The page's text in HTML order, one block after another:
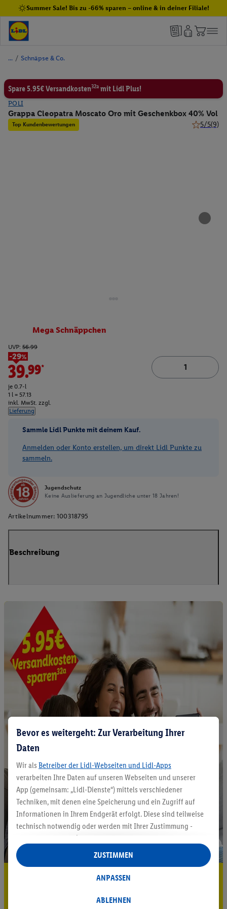
Summer Sale! Bis zu -66% sparen – online & in deiner Filiale!
/ Schnäpse & Co.
Spare 5.95€ Versandkosten32a mit Lidl Plus!
POLI
Grappa Cleopatra Moscato Oro mit Geschenkbox 40% Vol
Top Kundenbewertungen 5/5(9)
Mega Schnäppchen
UVP: 56.99
-29%
39.99*
je 0.7-l
1 l = 57.13
inkl. MwSt. zzgl.
Lieferung
Sammle Lidl Punkte mit deinem Kauf.
Anmelden oder Konto erstellen, um direkt Lidl Punkte zu
sammeln.
Jugendschutz
Keine Auslieferung an Jugendliche unter 18 Jahren!
Artikelnummer: 100318795
Beschreibung
5.95 € Versand sparen³²ᵃ
Jetzt zum Newsletter anmelden
Bevor es weitergeht: Zur Verarbeitung Ihrer
Daten
Wir als Betreiber der Lidl-Webseiten und Lidl-Apps
verarbeiten Ihre Daten auf unseren Webseiten und unserer
App (gemeinsam: „Lidl-Dienste“) mittels verschiedener
Techniken, mit denen eine Speicherung und ein Zugriff auf
Informationen in Ihrem Endgerät erfolgt. Diese sind teilweise
technisch notwendig oder werden mit Ihrer Zustimmung -
auch durch Partner (u.a.
Verantwortliche; im Zusammenhang mit dem IAB TCF
insgesamt
Statistik-Erstellung oder für personalisierte Werbung
Datenverarbeitungen für personalisierte Werbung werden
ABLEHNEN
ANPASSEN
ZUSTIMMEN